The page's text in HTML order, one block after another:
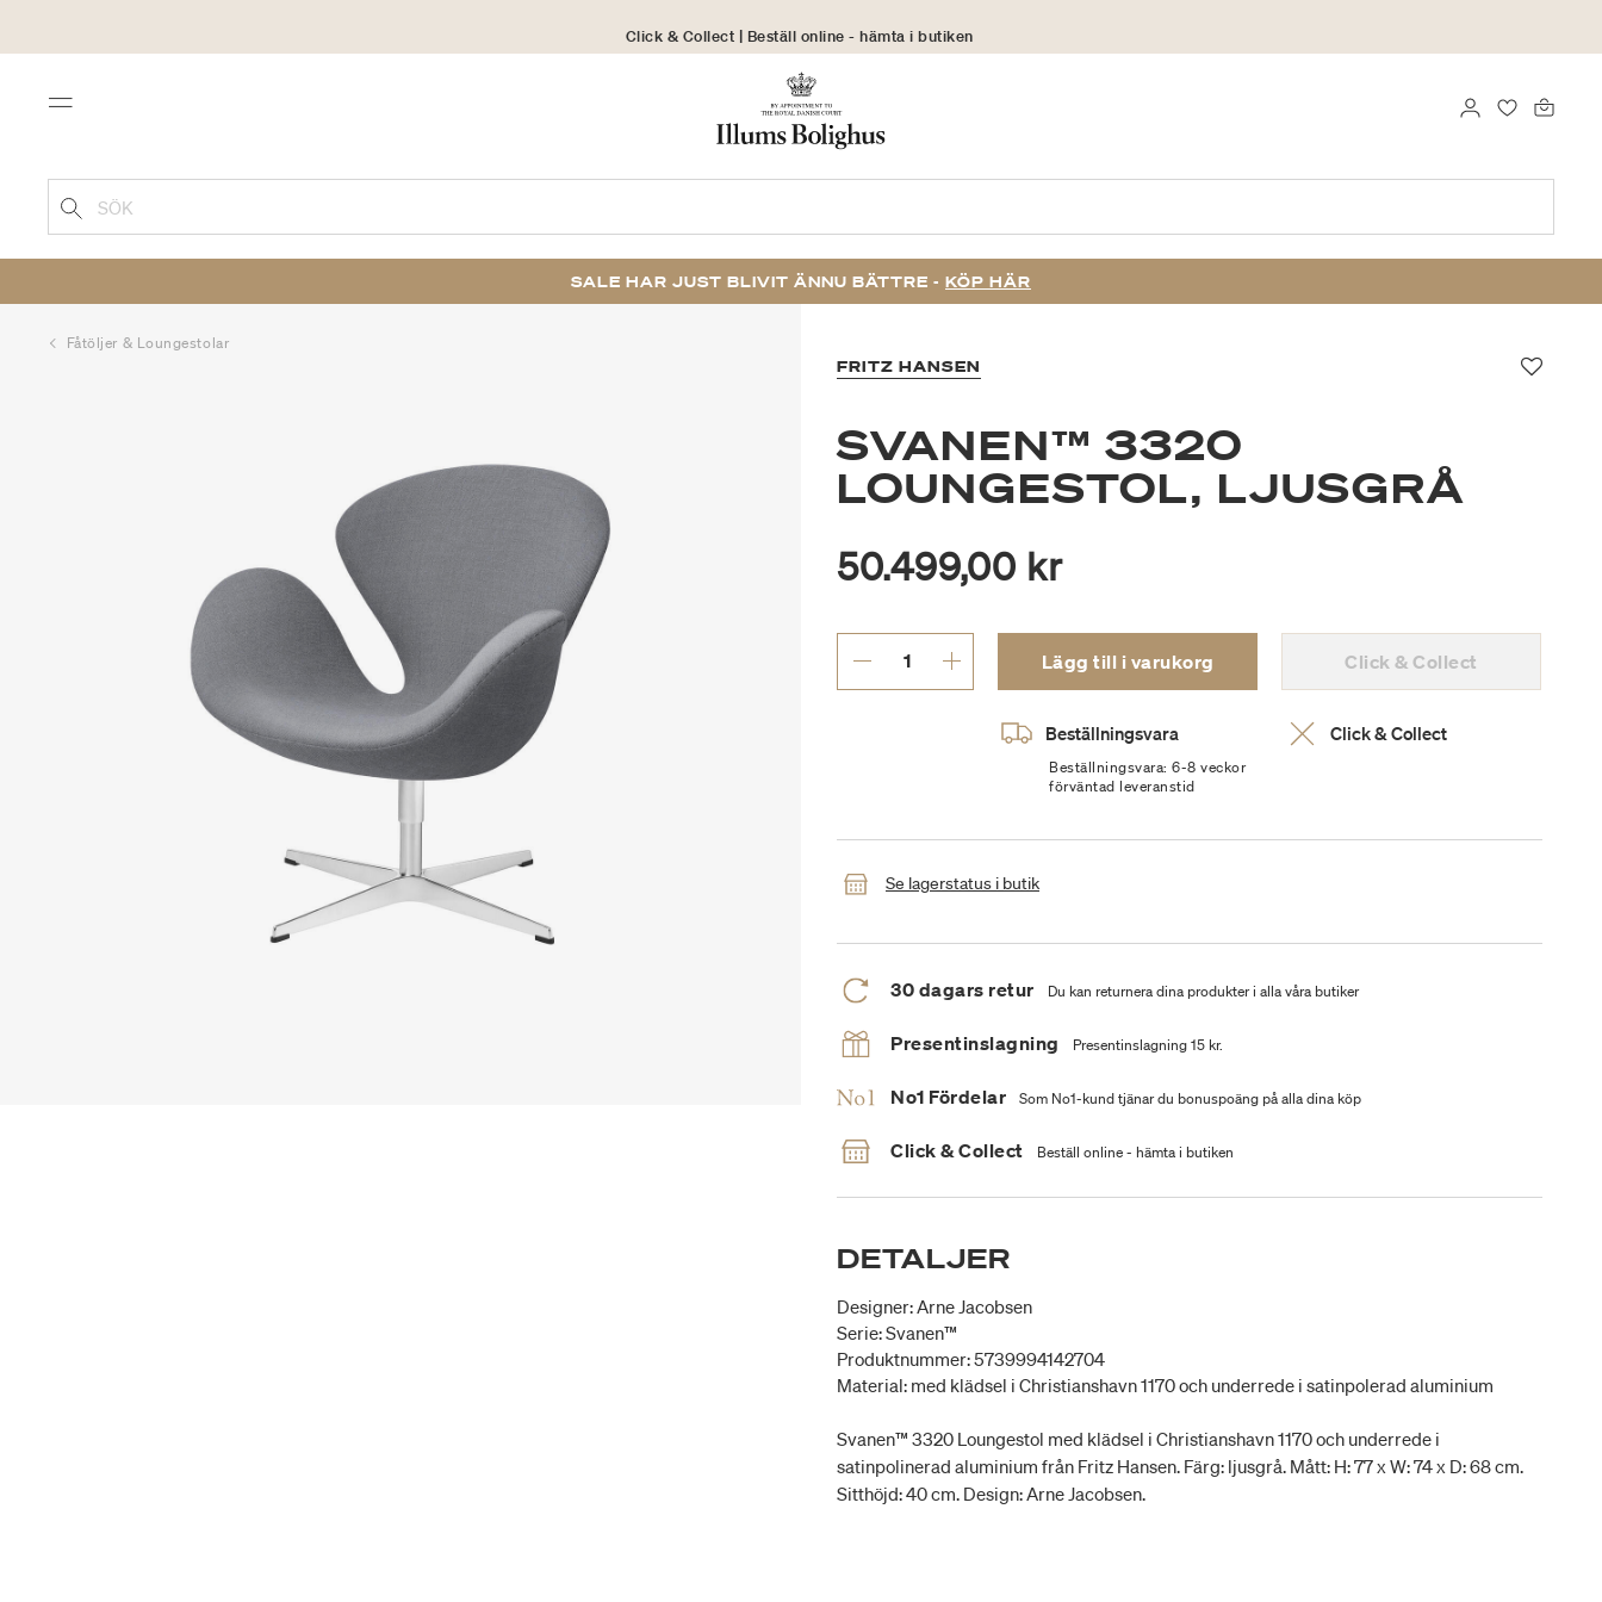
Click & Collect | Beställ online - hämta i butiken
30 dagars returrätt
Menu FAVORITER
LOGGA IN
SÖK
SALE HAR JUST BLIVIT ÄNNU BÄTTRE - KÖP HÄR
Fåtöljer & Loungestolar
FRITZ HANSEN
SVANEN™ 3320
LOUNGESTOL, LJUSGRÅ
50.499,00 kr
Lägg till i varukorg Click & Collect
Beställningsvara
Beställningsvara: 6-8 veckor
förväntad leveranstid
Click & Collect
Se lagerstatus i butik
30 dagars retur Du kan returnera dina produkter i alla våra butiker
Presentinslagning Presentinslagning 15 kr.
No1 Fördelar Som No1-kund tjänar du bonuspoäng på alla dina köp
Click & Collect Beställ online - hämta i butiken
DETALJER
Designer: Arne Jacobsen
Serie: Svanen™
Produktnummer: 5739994142704
Material: med klädsel i Christianshavn 1170 och underrede i satinpolerad aluminium
Svanen™ 3320 Loungestol med klädsel i Christianshavn 1170 och underrede i
satinpolinerad aluminium från Fritz Hansen. Färg: ljusgrå. Mått: H: 77 x W: 74 x D: 68 cm.
Sitthöjd: 40 cm. Design: Arne Jacobsen.